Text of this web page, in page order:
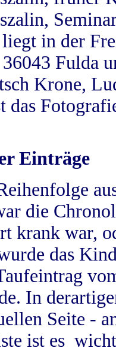
in der
Fulda
Krone,
Einträge
die
krank war,
das
In
Seite -
ist es